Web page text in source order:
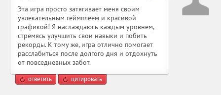
Эта игра просто затягивает меня своим
увлекательным геймплеем и красивой
графикой! Я наслаждаюсь каждым уровнем,
стремясь улучшить свои навыки и побить
рекорды. К тому же, игра отлично помогает
расслабиться после долгого дня и отдохнуть
от повседневных забот.
ответить цитировать